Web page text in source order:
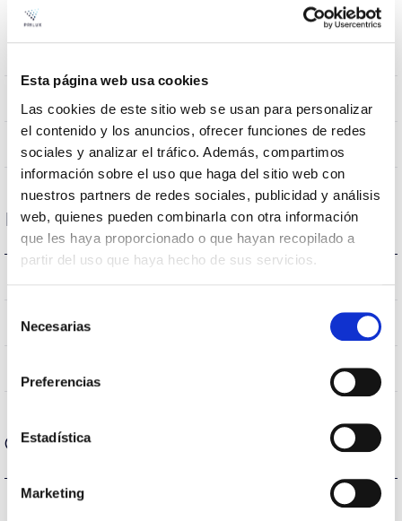
Esta página web usa cookies
Las cookies de este sitio web se usan para personalizar
el contenido y los anuncios, ofrecer funciones de redes
sociales y analizar el tráfico. Además, compartimos
información sobre el uso que haga del sitio web con
nuestros partners de redes sociales, publicidad y análisis
web, quienes pueden combinarla con otra información
que les haya proporcionado o que hayan recopilado a
partir del uso que haya hecho de sus servicios.
Necesarias
Preferencias
Estadística
Marketing
montagem
Montaje en Brazo,Montaje en
Baculo,Montaje en Poste,Vertical en
Junção
Iluminação Directa
Dados ópticos
CRI Índice de repr. cromática
VA00L1P
Carcaça e Acabamento
IK Proteção contra impactos IK10